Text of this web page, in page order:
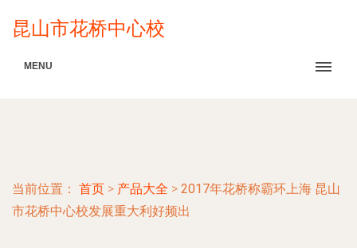
昆山市花桥中心校
MENU
当前位置： 首页 > 产品大全 > 2017年花桥称霸环上海 昆山
市花桥中心校发展重大利好频出